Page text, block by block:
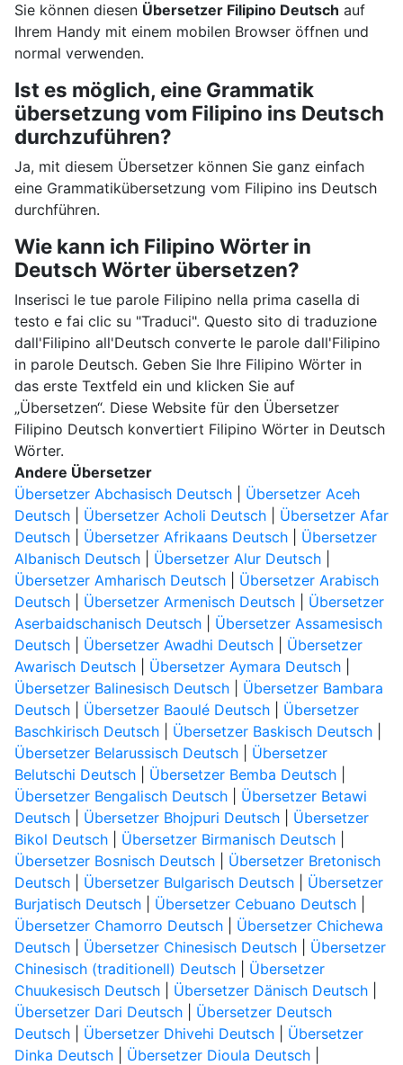
Sie können diesen Übersetzer Filipino Deutsch auf
Ihrem Handy mit einem mobilen Browser öffnen und
normal verwenden.
Ist es möglich, eine Grammatik
übersetzung vom Filipino ins Deutsch
durchzuführen?
Ja, mit diesem Übersetzer können Sie ganz einfach
eine Grammatikübersetzung vom Filipino ins Deutsch
durchführen.
Wie kann ich Filipino Wörter in
Deutsch Wörter übersetzen?
Inserisci le tue parole Filipino nella prima casella di
testo e fai clic su "Traduci". Questo sito di traduzione
dall'Filipino all'Deutsch converte le parole dall'Filipino
in parole Deutsch. Geben Sie Ihre Filipino Wörter in
das erste Textfeld ein und klicken Sie auf
„Übersetzen“. Diese Website für den Übersetzer
Filipino Deutsch konvertiert Filipino Wörter in Deutsch
Wörter.
Andere Übersetzer
Übersetzer Abchasisch Deutsch| Übersetzer Aceh
Deutsch| Übersetzer Acholi Deutsch| Übersetzer Afar
Deutsch| Übersetzer Afrikaans Deutsch| Übersetzer
Albanisch Deutsch| Übersetzer Alur Deutsch|
Übersetzer Amharisch Deutsch| Übersetzer Arabisch
Deutsch| Übersetzer Armenisch Deutsch| Übersetzer
Aserbaidschanisch Deutsch| Übersetzer Assamesisch
Deutsch| Übersetzer Awadhi Deutsch| Übersetzer
Awarisch Deutsch| Übersetzer Aymara Deutsch|
Übersetzer Balinesisch Deutsch| Übersetzer Bambara
Deutsch| Übersetzer Baoulé Deutsch| Übersetzer
Baschkirisch Deutsch| Übersetzer Baskisch Deutsch|
Übersetzer Belarussisch Deutsch| Übersetzer
Belutschi Deutsch| Übersetzer Bemba Deutsch|
Übersetzer Bengalisch Deutsch| Übersetzer Betawi
Deutsch| Übersetzer Bhojpuri Deutsch| Übersetzer
Bikol Deutsch| Übersetzer Birmanisch Deutsch|
Übersetzer Bosnisch Deutsch| Übersetzer Bretonisch
Deutsch| Übersetzer Bulgarisch Deutsch| Übersetzer
Burjatisch Deutsch| Übersetzer Cebuano Deutsch|
Übersetzer Chamorro Deutsch| Übersetzer Chichewa
Deutsch| Übersetzer Chinesisch Deutsch| Übersetzer
Chinesisch (traditionell) Deutsch| Übersetzer
Chuukesisch Deutsch| Übersetzer Dänisch Deutsch|
Übersetzer Dari Deutsch| Übersetzer Deutsch
Deutsch| Übersetzer Dhivehi Deutsch| Übersetzer
Dinka Deutsch| Übersetzer Dioula Deutsch|